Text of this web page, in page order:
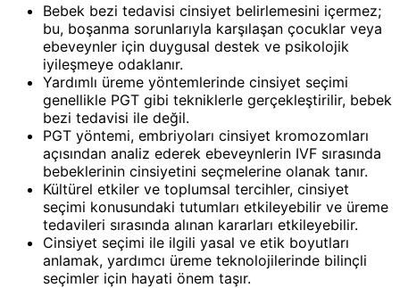
Bebek bezi tedavisi cinsiyet belirlemesini içermez;
bu, boşanma sorunlarıyla karşılaşan çocuklar veya
ebeveynler için duygusal destek ve psikolojik
iyileşmeye odaklanır.
Yardımlı üreme yöntemlerinde cinsiyet seçimi
genellikle PGT gibi tekniklerle gerçekleştirilir, bebek
bezi tedavisi ile değil.
PGT yöntemi, embriyoları cinsiyet kromozomları
açısından analiz ederek ebeveynlerin IVF sırasında
bebeklerinin cinsiyetini seçmelerine olanak tanır.
Kültürel etkiler ve toplumsal tercihler, cinsiyet
seçimi konusundaki tutumları etkileyebilir ve üreme
tedavileri sırasında alınan kararları etkileyebilir.
Cinsiyet seçimi ile ilgili yasal ve etik boyutları
anlamak, yardımcı üreme teknolojilerinde bilinçli
seçimler için hayati önem taşır.